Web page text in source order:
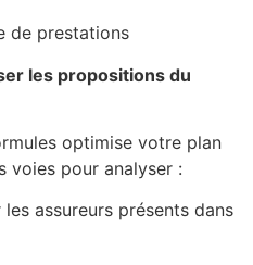
de prestations
les propositions du
optimise votre plan
voies pour analyser :
assureurs présents dans